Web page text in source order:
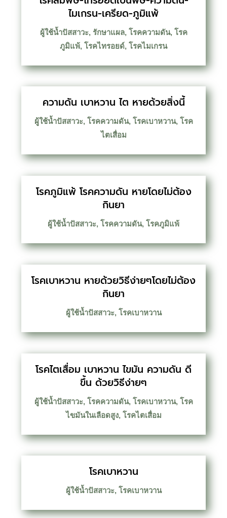
ไมเกรน-เครียด-ภูมิแพ้
ผู้ใช้น้ำปัสสาวะ, รักษาแผล, โรคความดัน, โรค
ภูมิแพ้, โรคไทรอยด์, โรคไมเกรน
ความดัน เบาหวาน ไต หายด้วยสิ่งนี้
ผู้ใช้น้ำปัสสาวะ, โรคความดัน, โรคเบาหวาน, โรค
ไตเสื่อม
โรคภูมิแพ้ โรคความดัน หายโดยไม่ต้อง
กินยา
ผู้ใช้น้ำปัสสาวะ, โรคความดัน, โรคภูมิแพ้
โรคเบาหวาน หายด้วยวิธีง่ายๆโดยไม่ต้อง
กินยา
ผู้ใช้น้ำปัสสาวะ, โรคเบาหวาน
โรคไตเสื่อม เบาหวาน ไขมัน ความดัน ดี
ขึ้น ด้วยวิธีง่ายๆ
ผู้ใช้น้ำปัสสาวะ, โรคความดัน, โรคเบาหวาน, โรค
ไขมันในเลือดสูง, โรคไตเสื่อม
โรคเบาหวาน
ผู้ใช้น้ำปัสสาวะ, โรคเบาหวาน